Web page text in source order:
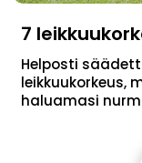
7
Helposti
leikkuukorkeus,
haluamasi